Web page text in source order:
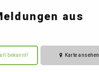
aus
bekannt! Karte ansehen